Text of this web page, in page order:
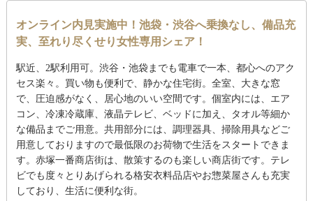
オンライン内見実施中！池袋・渋谷へ乗換なし、備品充
実、至れり尽くせり女性専用シェア！
駅近、2駅利用可。渋谷・池袋までも電車で一本、都心へのアク
セス楽々。買い物も便利で、静かな住宅街。全室、大きな窓
で、圧迫感がなく、居心地のいい空間です。個室内には、エア
コン、冷凍冷蔵庫、液晶テレビ、ベッドに加え、タオル等細か
な備品までご用意。共用部分には、調理器具、掃除用具などご
用意しておりますので最低限のお荷物で生活をスタートできま
す。赤塚一番商店街は、散策するのも楽しい商店街です。テレ
ビでも度々とりあげられる格安衣料品店やお惣菜屋さんも充実
しており、生活に便利な街。